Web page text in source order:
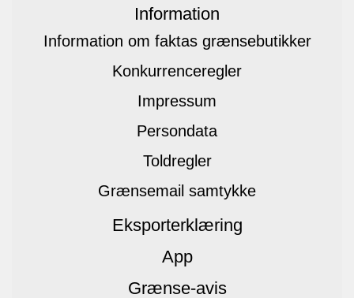
Information
Information om faktas grænsebutikker
Konkurrenceregler
Impressum
Persondata
Toldregler
Grænsemail samtykke
Eksporterklæring
App
Grænse-avis